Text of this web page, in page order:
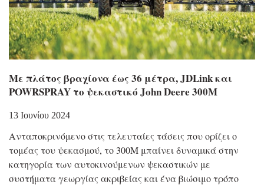
Με πλάτος βραχίονα έως 36 μέτρα, JDLink και
POWRSPRAY το ψεκαστικό John Deere 300M
13 Ιουνίου 2024
Ανταποκρινόμενο στις τελευταίες τάσεις που ορίζει ο
τομέας του ψεκασμού, το 300Μ μπαίνει δυναμικά στην
κατηγορία των αυτοκινούμενων ψεκαστικών με
συστήματα γεωργίας ακριβείας και ένα βιώσιμο τρόπο